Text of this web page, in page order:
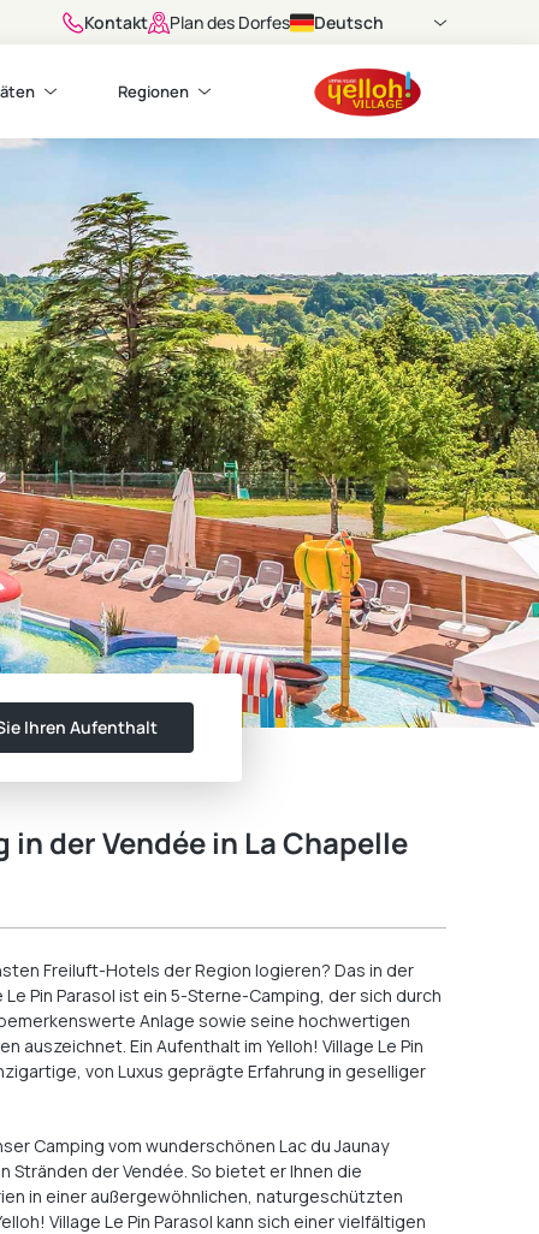
Kontakt Plan des Dorfes Deutsch
Regionen
Ihren Aufenthalt
der Vendée in La Chapelle
Freiluft-Hotels der Region logieren? Das in der
Pin Parasol ist ein 5-Sterne-Camping, der sich durch
Anlage sowie seine hochwertigen
auszeichnet. Ein Aufenthalt im Yelloh! Village Le Pin
von Luxus geprägte Erfahrung in geselliger
Camping vom wunderschönen Lac du Jaunay
Stränden der Vendée. So bietet er Ihnen die
in einer außergewöhnlichen, naturgeschützten
Village Le Pin Parasol kann sich einer vielfältigen